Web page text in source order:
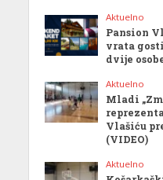
Aktuelno
Pansion
vrata
dvije
Aktuelno
Mladi
Vlašiću
(VIDEO)
Aktuelno